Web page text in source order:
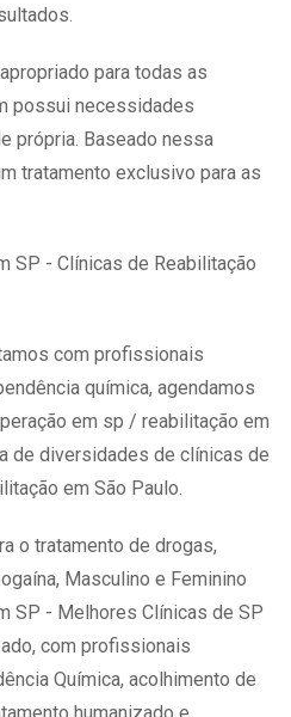
para todas as
possui necessidades
própria. Baseado nessa
tratamento exclusivo para as
SP - Clínicas de Reabilitação
com profissionais
química, agendamos
em sp / reabilitação em
de diversidades de clínicas de
em São Paulo.
o tratamento de drogas,
Masculino e Feminino
SP - Melhores Clínicas de SP
com profissionais
Química, acolhimento de